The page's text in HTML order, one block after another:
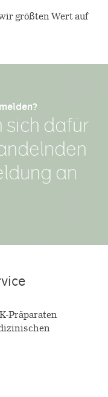
größten Wert auf
sich dafür
an
Präparaten